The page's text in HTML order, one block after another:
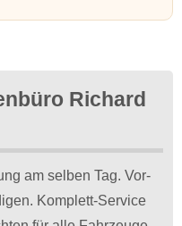
Richard
am selben Tag. Vor-
Komplett-Service